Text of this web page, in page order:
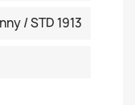
/ STD 1913